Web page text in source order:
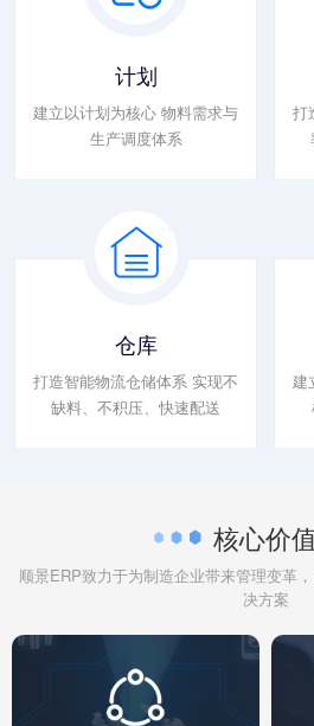
计划
建立以计划为核心 物料需求与
生产调度体系
打
仓库
打造智能物流仓储体系 实现不
缺料、不积压、快速配送
建
核心价
顺景ERP致力于为制造企业带来管理变革
决方案